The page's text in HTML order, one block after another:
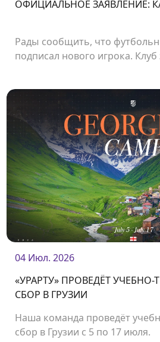
ОФИЦИАЛЬНОЕ ЗАЯВЛЕНИЕ:
Рады сообщить, что
подписал нового игрока.
04 Июл. 2026
«УРАРТУ» ПРОВЕДЁТ
СБОР В ГРУЗИИ
Наша команда проведёт
сбор в Грузии с 5 по 17 июля.